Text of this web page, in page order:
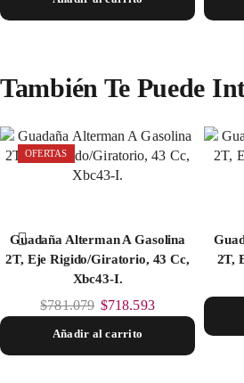
También Te Puede
OFERTAS
Guadaña Alterman A Gasolina
2T, Eje Rigido/Giratorio, 43 Cc,
Xbc43-I.
$781.079 $718.593
Añadir al carrito
2T,